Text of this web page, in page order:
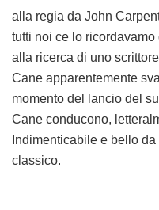
alla regia da John
tutti noi ce lo ricordavamo
alla ricerca di uno
Cane apparentemente
momento del lancio del
Cane conducono,
Indimenticabile e bello
classico.